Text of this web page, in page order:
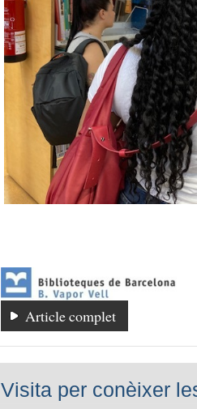
Article complet
Visita per conèixer